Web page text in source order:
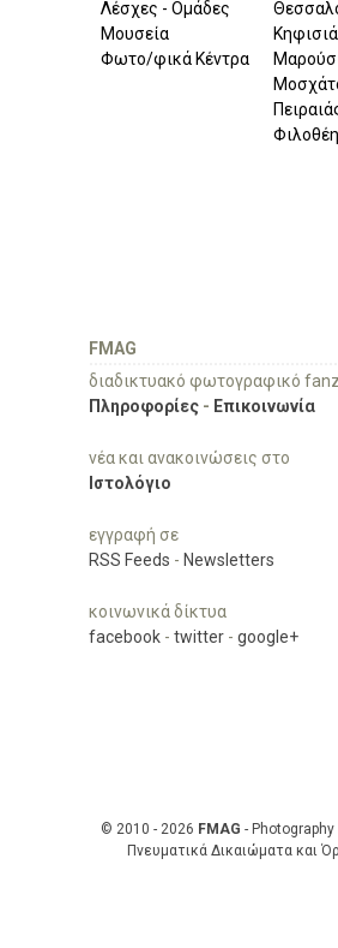
Λέσχες - Ομάδες
Μουσεία
Φωτο/φικά Κέντρα
Κηφισιά
FMAG
διαδικτυακό φωτογραφικό
Πληροφορίες - Επικοινωνία
νέα και ανακοινώσεις στο
Ιστολόγιο
εγγραφή σε
RSS Feeds - Newsletters
κοινωνικά δίκτυα
facebook - twitter - google+
© 2010 - 2026 FMAG -
Πνευματικά Δικαιώματα και